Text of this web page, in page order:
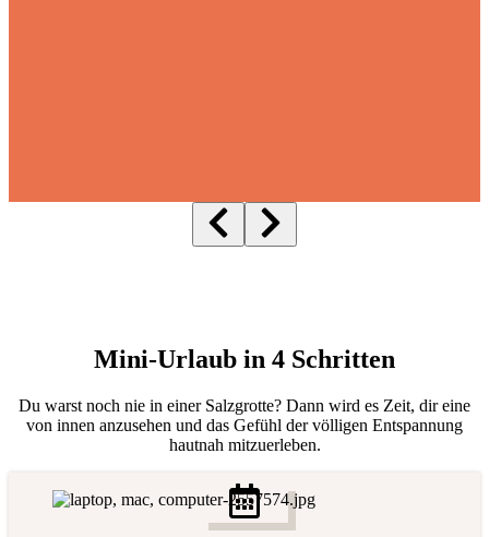
Mini-Urlaub in 4 Schritten
Du warst noch nie in einer Salzgrotte? Dann wird es Zeit, dir eine
von innen anzusehen und das Gefühl der völligen Entspannung
hautnah mitzuerleben.